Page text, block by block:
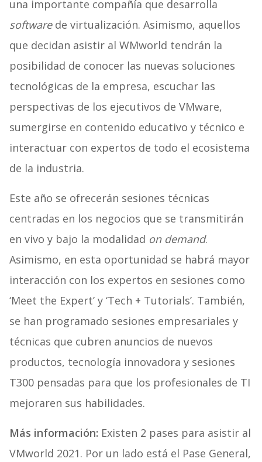
una importante compañía que desarrolla
softwarede virtualización. Asimismo, aquellos
que decidan asistir al WMworld tendrán la
posibilidad de conocer las nuevas soluciones
tecnológicas de la empresa, escuchar las
perspectivas de los ejecutivos de VMware,
sumergirse en contenido educativo y técnico e
interactuar con expertos de todo el ecosistema
de la industria.
Este año se ofrecerán sesiones técnicas
centradas en los negocios que se transmitirán
en vivo y bajo la modalidad on demand.
Asimismo, en esta oportunidad se habrá mayor
interacción con los expertos en sesiones como
‘Meet the Expert’ y ‘Tech + Tutorials’. También,
se han programado sesiones empresariales y
técnicas que cubren anuncios de nuevos
productos, tecnología innovadora y sesiones
T300 pensadas para que los profesionales de TI
mejoraren sus habilidades.
Más información: Existen 2 pases para asistir al
VMworld 2021. Por un lado está el Pase General,